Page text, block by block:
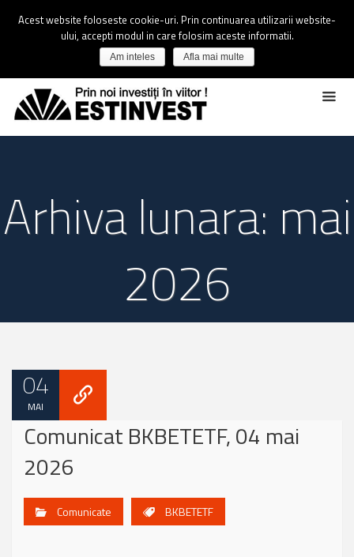
Arhiva lunara: mai
2026
04
MAI
Comunicat BKBETETF, 04 mai
2026
Comunicate BKBETETF
Acest website foloseste cookie-uri. Prin continuarea utilizarii website-
ului, accepti modul in care folosim aceste informatii.
Am inteles Afla mai multe